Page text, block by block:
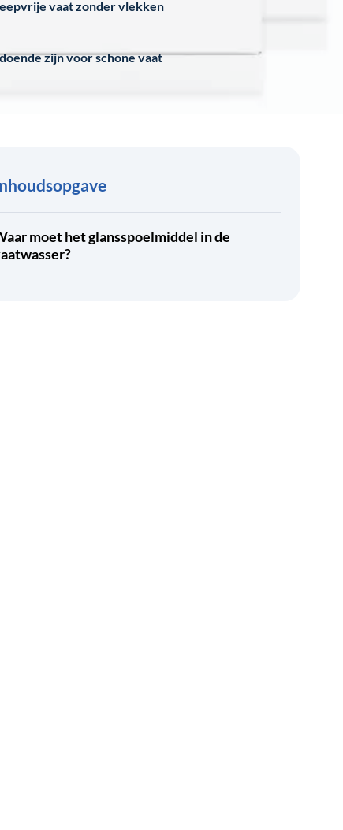
vaat zonder vlekken
zijn voor schone vaat
moet het glansspoelmiddel in de